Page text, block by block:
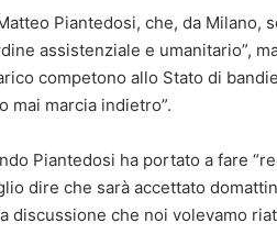
Piantedosi, che, da Milano,
assistenziale e umanitario”,
competono allo Stato di
mai marcia indietro”.
Piantedosi ha portato a fare
dire che sarà accettato
discussione che noi volevamo